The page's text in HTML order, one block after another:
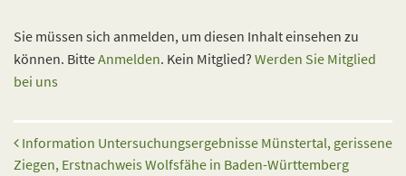
Sie müssen sich anmelden, um diesen Inhalt einsehen zu
können. BitteAnmelden. Kein Mitglied? Werden Sie Mitglied
bei uns
Beitrags-Navigation
Information Untersuchungsergebnisse Münstertal, gerissene
Ziegen, Erstnachweis Wolfsfähe in Baden-Württemberg